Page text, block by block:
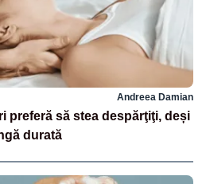
Andreea Damian
preferă să stea despărţiţi, deși
durată